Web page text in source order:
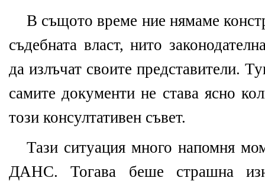
В същото време ние нямаме
съдебната власт, нито
да излъчат своите представители.
самите документи не става ясно
този консултативен съвет.
Тази ситуация много напомня
ДАНС. Тогава беше страшна